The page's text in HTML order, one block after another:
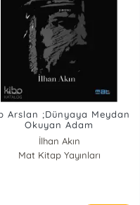
Arslan ;Dünyaya Meydan
Okuyan Adam
İlhan Akın
Mat Kitap Yayınları